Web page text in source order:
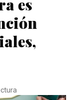
es